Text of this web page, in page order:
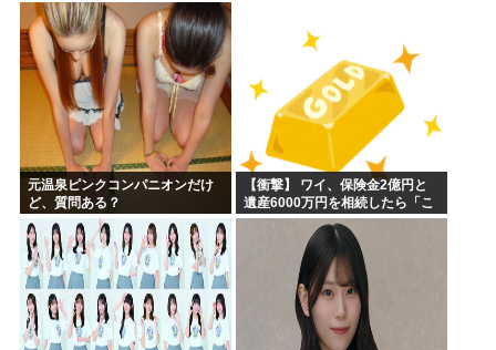
元温泉ピンクコンパニオンだけ
ど、質問ある？
【衝撃】 ワイ、保険金2億円と
遺産6000万円を相続したら「こ
う」なった・・・